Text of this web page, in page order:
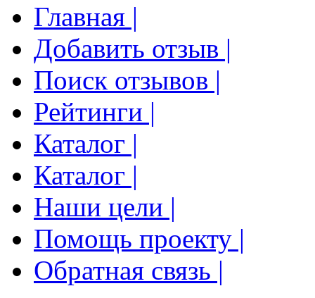
Главная |
Добавить отзыв |
Поиск отзывов |
Рейтинги |
Каталог |
Каталог |
Наши цели |
Помощь проекту |
Обратная связь |